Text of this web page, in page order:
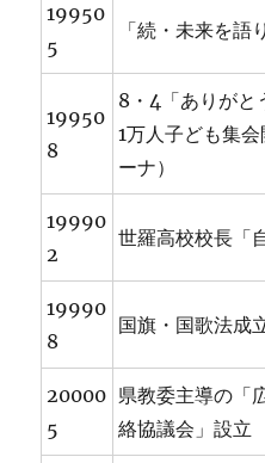
19950
5
「続・未来を語
19950
8
8・4「ありがと
1万人子ども集
ーナ）
19990
2
世羅高校校長「
19990
8
国旗・国歌法成
20000
5
県教委主導の「
絡協議会」設立